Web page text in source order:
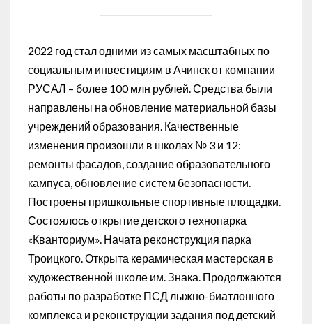
2022 год стал одними из самых масштабных по
социальным инвестициям в Ачинск от компании
РУСАЛ – более 100 млн рублей. Средства были
направлены на обновление материальной базы
учреждений образования. Качественные
изменения произошли в школах № 3 и 12:
ремонты фасадов, создание образовательного
кампуса, обновление систем безопасности.
Построены пришкольные спортивные площадки.
Состоялось открытие детского технопарка
«Кванториум». Начата реконструкция парка
Троицкого. Открыта керамическая мастерская в
художественной школе им. Знака. Продолжаются
работы по разработке ПСД лыжно-биатлонного
комплекса и реконструкции задания под детский